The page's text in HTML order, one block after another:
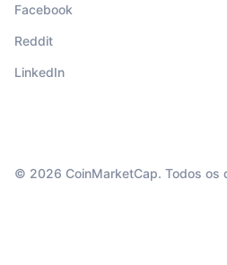
Facebook
Reddit
LinkedIn
© 2026 CoinMarketCap. Todos os